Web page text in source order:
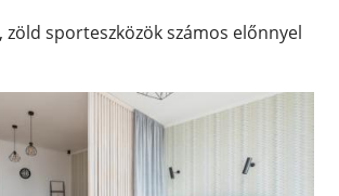
zöld sporteszközök számos előnnyel